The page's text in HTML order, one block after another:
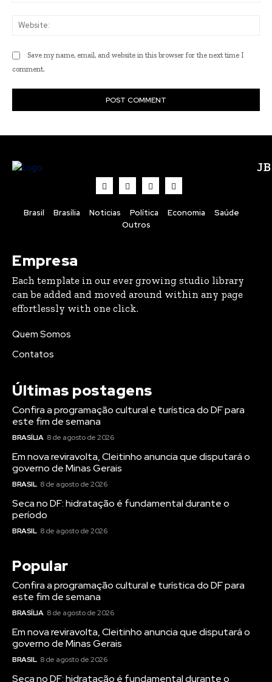
Save my name, email, and website in this browser for the next time I
comment.
Brasil Brasília Noticias Política Economia
Saúde
Outros
Empresa
Each template in our ever growing studio library
can be added and moved around within any page
effortlessly with one click.
Quem Somos
Contatos
Últimas postagens
Confira a programação cultural e turística do DF para
este fim de semana
BRASÍLIA 8 de agosto de 2026
Em nova reviravolta, Cleitinho anuncia que disputará o
governo de Minas Gerais
BRASIL 8 de agosto de 2026
Seca no DF: hidratação é fundamental durante o
período
BRASIL 8 de agosto de 2026
Popular
Confira a programação cultural e turística do DF para
este fim de semana
BRASÍLIA 8 de agosto de 2026
Em nova reviravolta, Cleitinho anuncia que disputará o
governo de Minas Gerais
BRASIL 8 de agosto de 2026
Seca no DF: hidratação é fundamental durante o